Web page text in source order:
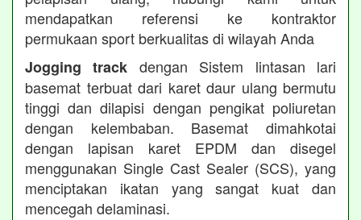
mendapatkan referensi ke kontraktor
permukaan sport berkualitas di wilayah Anda
Jogging track dengan Sistem lintasan lari
basemat terbuat dari karet daur ulang bermutu
tinggi dan dilapisi dengan pengikat poliuretan
dengan kelembaban. Basemat dimahkotai
dengan lapisan karet EPDM dan disegel
menggunakan Single Cast Sealer (SCS), yang
menciptakan ikatan yang sangat kuat dan
mencegah delaminasi.